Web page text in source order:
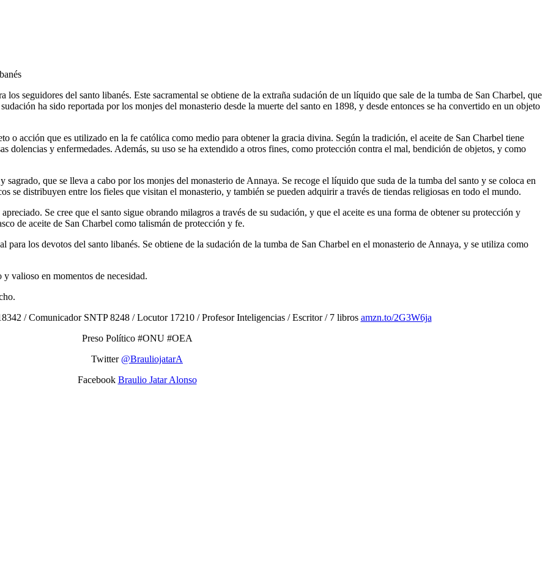
seguidores del santo libanés. Este sacramental se obtiene de la extraña sudación de un líquido que sale de la tumba de San Charbel, que
ha sido reportada por los monjes del monasterio desde la muerte del santo en 1898, y desde entonces se ha convertido en un objeto
o acción que es utilizado en la fe católica como medio para obtener la gracia divina. Según la tradición, el aceite de San Charbel tiene
dolencias y enfermedades. Además, su uso se ha extendido a otros fines, como protección contra el mal, bendición de objetos, y como
que se lleva a cabo por los monjes del monasterio de Annaya. Se recoge el líquido que suda de la tumba del santo y se coloca en
se distribuyen entre los fieles que visitan el monasterio, y también se pueden adquirir a través de tiendas religiosas en todo el mundo.
Se cree que el santo sigue obrando milagros a través de su sudación, y que el aceite es una forma de obtener su protección y
de aceite de San Charbel como talismán de protección y fe.
para los devotos del santo libanés. Se obtiene de la sudación de la tumba de San Charbel en el monasterio de Annaya, y se utiliza como
valioso en momentos de necesidad.
/ Comunicador SNTP 8248 / Locutor 17210 / Profesor Inteligencias / Escritor / 7 libros amzn.to/2G3W6ja
Preso Político #ONU #OEA
Twitter @BrauliojatarA
Facebook Braulio Jatar Alonso